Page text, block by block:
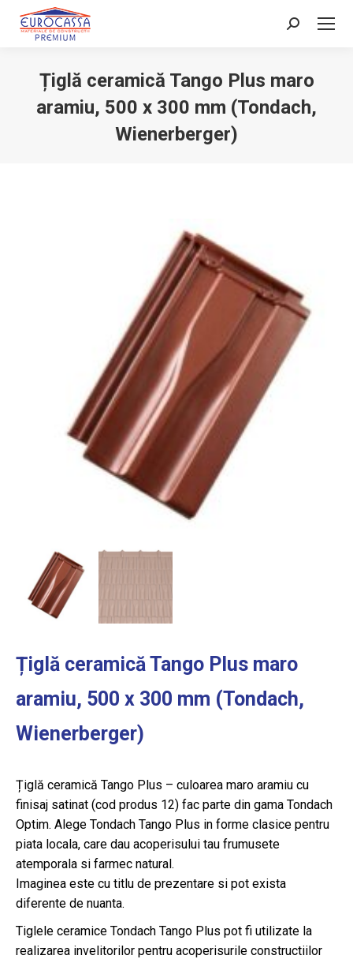
Search:
Țiglă ceramică Tango Plus maro
aramiu, 500 x 300 mm (Tondach,
Wienerberger)
Țiglă ceramică Tango Plus maro
aramiu, 500 x 300 mm (Tondach,
Wienerberger)
Țiglă ceramică Tango Plus – culoarea maro aramiu cu
finisaj satinat (cod produs 12) fac parte din gama Tondach
Optim. Alege Tondach Tango Plus in forme clasice pentru
piata locala, care dau acoperisului tau frumusete
atemporala si farmec natural.
Imaginea este cu titlu de prezentare si pot exista
diferente de nuanta.
Tiglele ceramice Tondach Tango Plus pot fi utilizate la
realizarea invelitorilor pentru acoperisurile constructiilor